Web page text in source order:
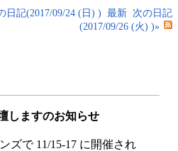
日記(2017/09/24 (日) ) 最新 次の日記
(2017/09/26 (火) )»
しますのお知らせ
ズで 11/15-17 に開催され